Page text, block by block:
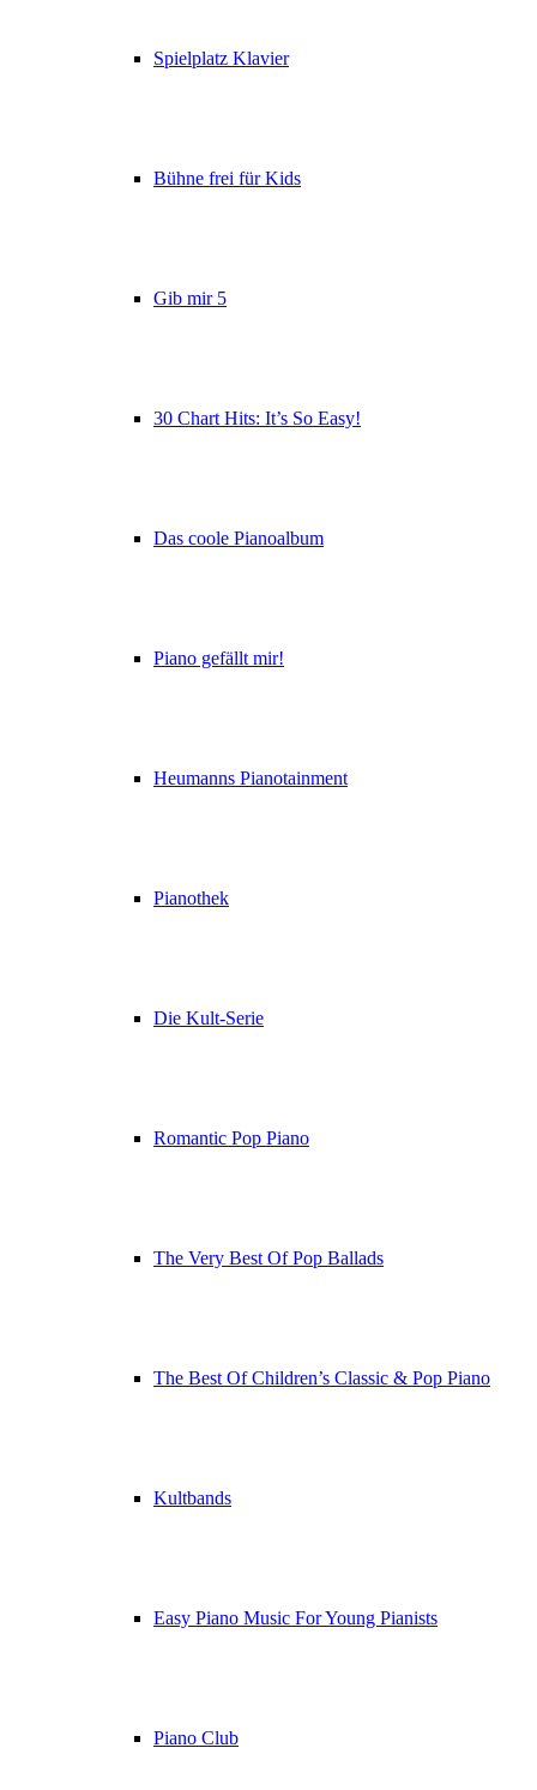
Spielplatz Klavier
Bühne frei für Kids
Gib mir 5
30 Chart Hits: It’s So Easy!
Das coole Pianoalbum
Piano gefällt mir!
Heumanns Pianotainment
Pianothek
Die Kult-Serie
Romantic Pop Piano
The Very Best Of Pop Ballads
The Best Of Children’s Classic & Pop Piano
Kultbands
Easy Piano Music For Young Pianists
Piano Club